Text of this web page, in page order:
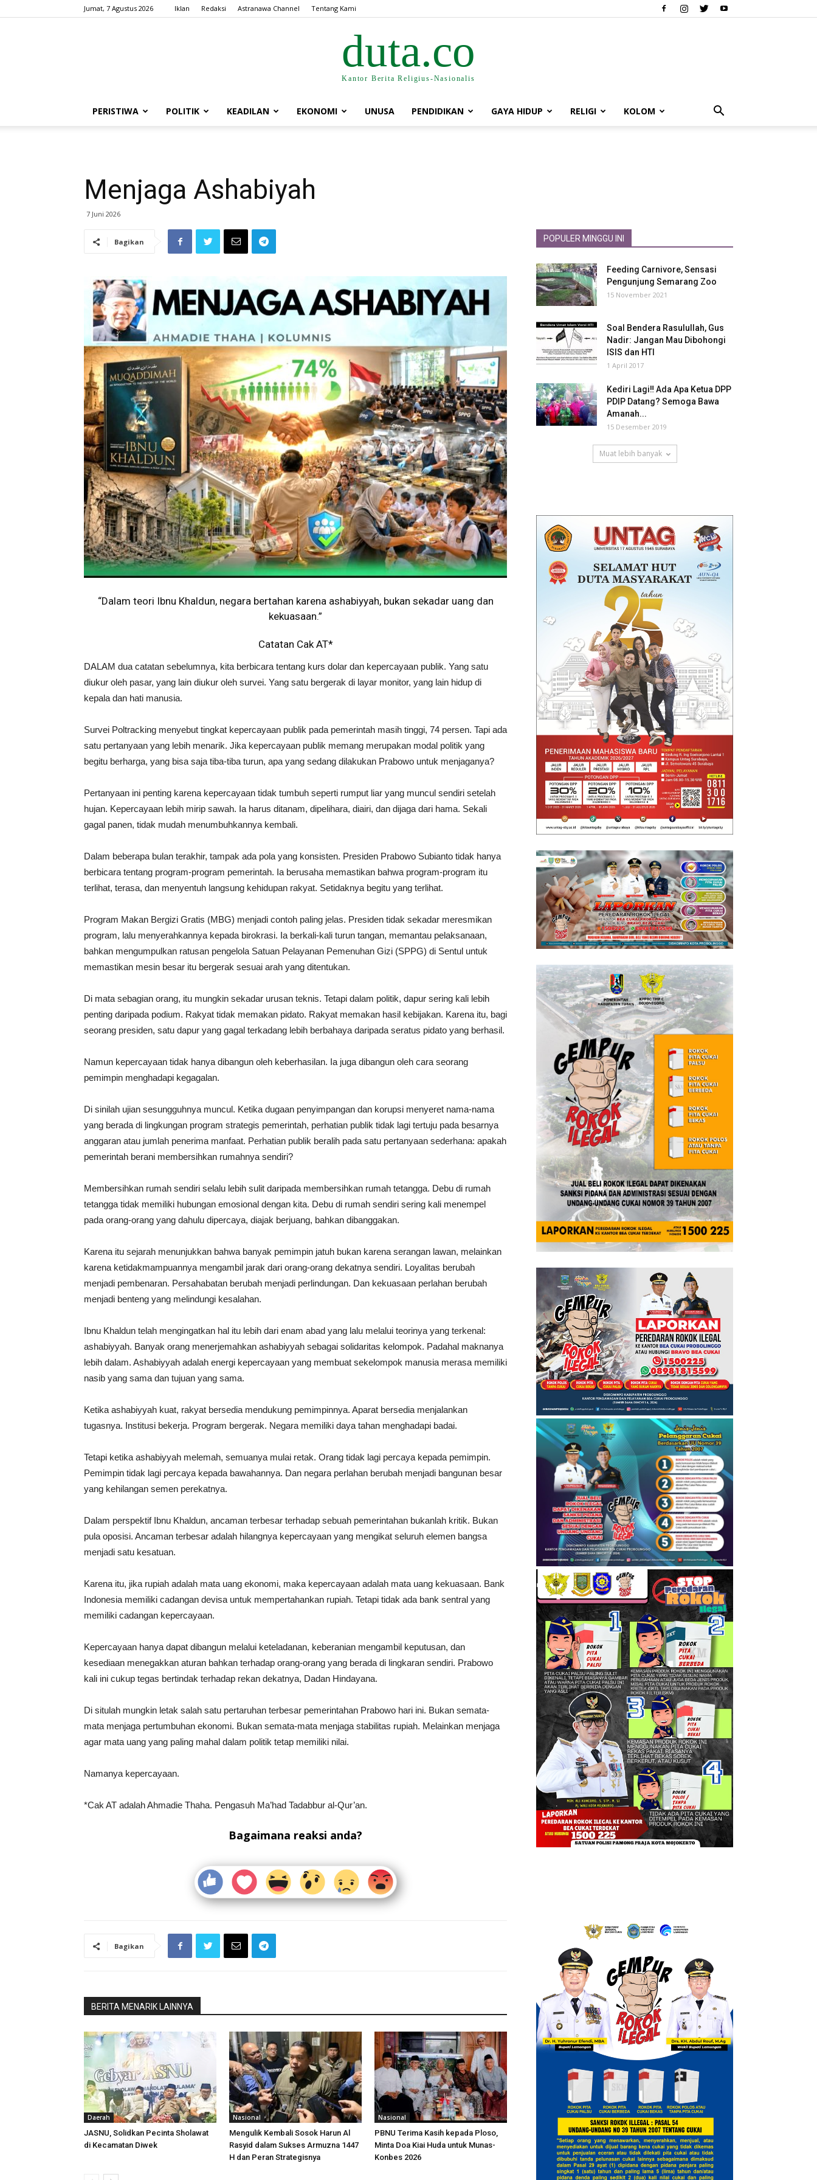
Jumat, 7 Agustus 2026 Iklan Redaksi Astranawa Channel Tentang Kami
duta.co
Kantor Berita Religius-Nasionalis
PERISTIWA POLITIK KEADILAN EKONOMI UNUSA PENDIDIKAN GAYA HIDUP RELIGI KOLOM
Menjaga Ashabiyah
7 Juni 2026
Bagikan
“Dalam teori Ibnu Khaldun, negara bertahan karena ashabiyyah, bukan sekadar uang dan
kekuasaan.”
Catatan Cak AT*
DALAM dua catatan sebelumnya, kita berbicara tentang kurs dolar dan kepercayaan publik. Yang satu
diukur oleh pasar, yang lain diukur oleh survei. Yang satu bergerak di layar monitor, yang lain hidup di
kepala dan hati manusia.
Survei Poltracking menyebut tingkat kepercayaan publik pada pemerintah masih tinggi, 74 persen. Tapi ada
satu pertanyaan yang lebih menarik. Jika kepercayaan publik memang merupakan modal politik yang
begitu berharga, yang bisa saja tiba-tiba turun, apa yang sedang dilakukan Prabowo untuk menjaganya?
Pertanyaan ini penting karena kepercayaan tidak tumbuh seperti rumput liar yang muncul sendiri setelah
hujan. Kepercayaan lebih mirip sawah. Ia harus ditanam, dipelihara, diairi, dan dijaga dari hama. Sekali
gagal panen, tidak mudah menumbuhkannya kembali.
Dalam beberapa bulan terakhir, tampak ada pola yang konsisten. Presiden Prabowo Subianto tidak hanya
berbicara tentang program-program pemerintah. Ia berusaha memastikan bahwa program-program itu
terlihat, terasa, dan menyentuh langsung kehidupan rakyat. Setidaknya begitu yang terlihat.
Program Makan Bergizi Gratis (MBG) menjadi contoh paling jelas. Presiden tidak sekadar meresmikan
program, lalu menyerahkannya kepada birokrasi. Ia berkali-kali turun tangan, memantau pelaksanaan,
bahkan mengumpulkan ratusan pengelola Satuan Pelayanan Pemenuhan Gizi (SPPG) di Sentul untuk
memastikan mesin besar itu bergerak sesuai arah yang ditentukan.
Di mata sebagian orang, itu mungkin sekadar urusan teknis. Tetapi dalam politik, dapur sering kali lebih
penting daripada podium. Rakyat tidak memakan pidato. Rakyat memakan hasil kebijakan. Karena itu, bagi
seorang presiden, satu dapur yang gagal terkadang lebih berbahaya daripada seratus pidato yang berhasil.
Namun kepercayaan tidak hanya dibangun oleh keberhasilan. Ia juga dibangun oleh cara seorang
pemimpin menghadapi kegagalan.
Di sinilah ujian sesungguhnya muncul. Ketika dugaan penyimpangan dan korupsi menyeret nama-nama
yang berada di lingkungan program strategis pemerintah, perhatian publik tidak lagi tertuju pada besarnya
anggaran atau jumlah penerima manfaat. Perhatian publik beralih pada satu pertanyaan sederhana: apakah
pemerintah berani membersihkan rumahnya sendiri?
Membersihkan rumah sendiri selalu lebih sulit daripada membersihkan rumah tetangga. Debu di rumah
tetangga tidak memiliki hubungan emosional dengan kita. Debu di rumah sendiri sering kali menempel
pada orang-orang yang dahulu dipercaya, diajak berjuang, bahkan dibanggakan.
Karena itu sejarah menunjukkan bahwa banyak pemimpin jatuh bukan karena serangan lawan, melainkan
karena ketidakmampuannya mengambil jarak dari orang-orang dekatnya sendiri. Loyalitas berubah
menjadi pembenaran. Persahabatan berubah menjadi perlindungan. Dan kekuasaan perlahan berubah
menjadi benteng yang melindungi kesalahan.
Ibnu Khaldun telah mengingatkan hal itu lebih dari enam abad yang lalu melalui teorinya yang terkenal:
ashabiyyah. Banyak orang menerjemahkan ashabiyyah sebagai solidaritas kelompok. Padahal maknanya
lebih dalam. Ashabiyyah adalah energi kepercayaan yang membuat sekelompok manusia merasa memiliki
nasib yang sama dan tujuan yang sama.
Ketika ashabiyyah kuat, rakyat bersedia mendukung pemimpinnya. Aparat bersedia menjalankan
tugasnya. Institusi bekerja. Program bergerak. Negara memiliki daya tahan menghadapi badai.
Tetapi ketika ashabiyyah melemah, semuanya mulai retak. Orang tidak lagi percaya kepada pemimpin.
Pemimpin tidak lagi percaya kepada bawahannya. Dan negara perlahan berubah menjadi bangunan besar
yang kehilangan semen perekatnya.
Dalam perspektif Ibnu Khaldun, ancaman terbesar terhadap sebuah pemerintahan bukanlah kritik. Bukan
pula oposisi. Ancaman terbesar adalah hilangnya kepercayaan yang mengikat seluruh elemen bangsa
menjadi satu kesatuan.
Karena itu, jika rupiah adalah mata uang ekonomi, maka kepercayaan adalah mata uang kekuasaan. Bank
Indonesia memiliki cadangan devisa untuk mempertahankan rupiah. Tetapi tidak ada bank sentral yang
memiliki cadangan kepercayaan.
Kepercayaan hanya dapat dibangun melalui keteladanan, keberanian mengambil keputusan, dan
kesediaan menegakkan aturan bahkan terhadap orang-orang yang berada di lingkaran sendiri. Prabowo
kali ini cukup tegas bertindak terhadap rekan dekatnya, Dadan Hindayana.
Di situlah mungkin letak salah satu pertaruhan terbesar pemerintahan Prabowo hari ini. Bukan semata-
mata menjaga pertumbuhan ekonomi. Bukan semata-mata menjaga stabilitas rupiah. Melainkan menjaga
agar mata uang yang paling mahal dalam politik tetap memiliki nilai.
Namanya kepercayaan.
*Cak AT adalah Ahmadie Thaha. Pengasuh Ma’had Tadabbur al-Qur’an.
Bagaimana reaksi anda?
Bagikan
BERITA MENARIK LAINNYA
Daerah
JASNU, Solidkan Pecinta Sholawat
di Kecamatan Diwek
Nasional
Mengulik Kembali Sosok Harun Al
Rasyid dalam Sukses Armuzna 1447
H dan Peran Strategisnya
Nasional
PBNU Terima Kasih kepada Ploso,
Minta Doa Kiai Huda untuk Munas-
Konbes 2026
POPULER MINGGU INI
Feeding Carnivore, Sensasi
Pengunjung Semarang Zoo
15 November 2021
Soal Bendera Rasulullah, Gus
Nadir: Jangan Mau Dibohongi
ISIS dan HTI
1 April 2017
Kediri Lagi‼ Ada Apa Ketua DPP
PDIP Datang? Semoga Bawa
Amanah...
15 Desember 2019
Muat lebih banyak